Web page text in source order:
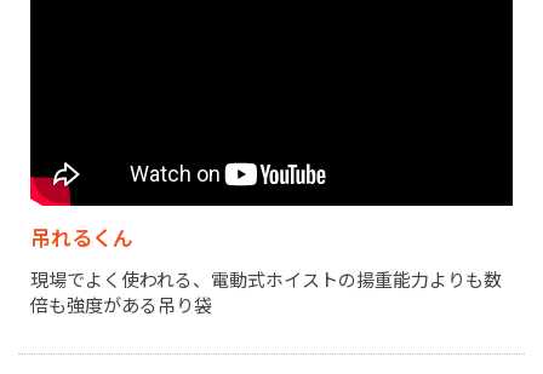
吊れるくん
現場でよく使われる、電動式ホイストの揚重能力よりも数
倍も強度がある吊り袋